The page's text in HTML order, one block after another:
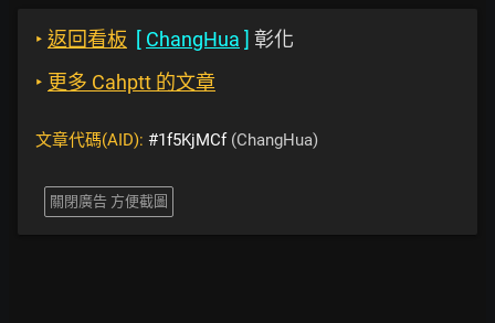
‣ 返回看板 [ ChangHua ] 彰化
‣ 更多 Cahptt 的文章
文章代碼(AID): #1f5KjMCf(ChangHua)
關閉廣告 方便截圖